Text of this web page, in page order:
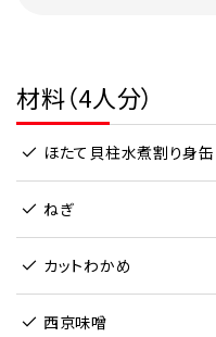
材料（4人分）
ほたて貝柱水煮割り身缶
ねぎ
カットわかめ
西京味噌